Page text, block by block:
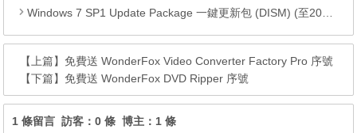
Windows 7 SP1 Update Package 一鍵更新包 (DISM) (至2018.09)
【上篇】免費送 WonderFox Video Converter Factory Pro 序號
【下篇】免費送 WonderFox DVD Ripper 序號
1 條留言 訪客：0 條 博主：1 條